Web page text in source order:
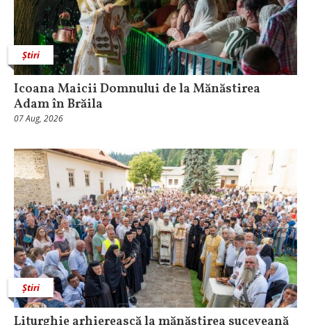
Știri
Icoana Maicii Domnului de la Mănăstirea
Adam în Brăila
07 Aug, 2026
Știri